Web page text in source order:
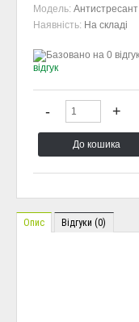
Модель: Антистресант
Наявність: На складі
відгук
Опис Відгуки (0)